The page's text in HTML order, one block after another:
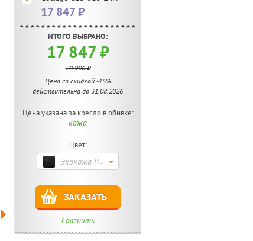
17 847 ₽
ИТОГО ВЫБРАНО:
17 847 ₽
20 996 ₽
Цена со скидкой -15%
действительна до 31.08.2026
Цена указана за кресло в обивке:
кожа
Цвет:
Экокожа PU Black
ЗАКАЗАТЬ
Сравнить